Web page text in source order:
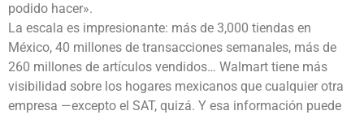
podido hacer».
La escala es impresionante: más de 3,000 tiendas en
México, 40 millones de transacciones semanales, más de
260 millones de artículos vendidos… Walmart tiene más
visibilidad sobre los hogares mexicanos que cualquier otra
empresa —excepto el SAT, quizá. Y esa información puede